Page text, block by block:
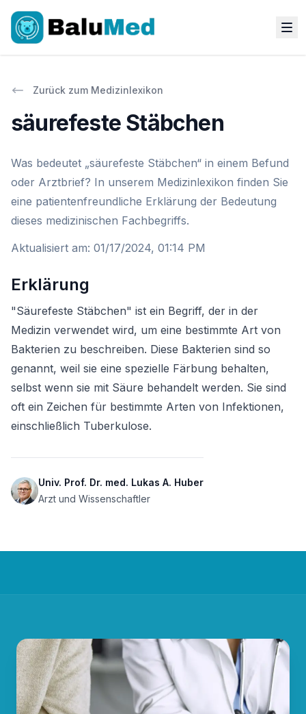
Zurück zum Medizinlexikon
säurefeste Stäbchen
Was bedeutet „säurefeste Stäbchen“ in einem Befund
oder Arztbrief? In unserem Medizinlexikon finden Sie
eine patientenfreundliche Erklärung der Bedeutung
dieses medizinischen Fachbegriffs.
Aktualisiert am: 01/17/2024, 01:14 PM
Erklärung
"Säurefeste Stäbchen" ist ein Begriff, der in der
Medizin verwendet wird, um eine bestimmte Art von
Bakterien zu beschreiben. Diese Bakterien sind so
genannt, weil sie eine spezielle Färbung behalten,
selbst wenn sie mit Säure behandelt werden. Sie sind
oft ein Zeichen für bestimmte Arten von Infektionen,
einschließlich Tuberkulose.
Univ. Prof. Dr. med. Lukas A. Huber
Arzt und Wissenschaftler